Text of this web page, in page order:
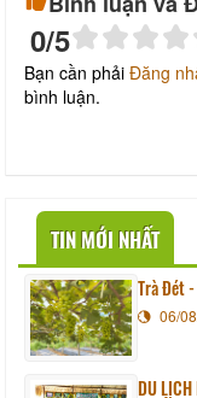
0/5
Bạn cần phải Đăng
bình luận.
TIN MỚI NHẤT
Trà Đét
06/
DU LỊCH